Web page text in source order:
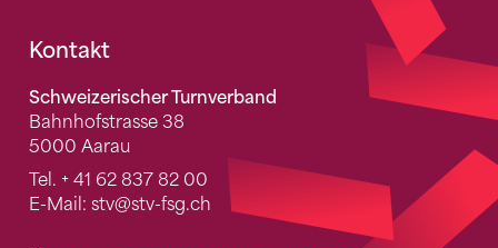
Fusszeile
Kontakt
Schweizerischer Turnverband
Bahnhofstrasse 38
5000 Aarau
Tel. + 41 62 837 82 00
E-Mail: stv@stv-fsg.ch